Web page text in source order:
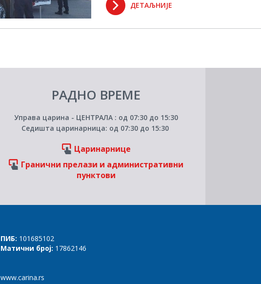
ДЕТАЉНИЈЕ
РАДНО ВРЕМЕ
Управа царина - ЦЕНТРАЛА : од 07:30 до 15:30
Седишта царинарница: од 07:30 до 15:30
Царинарнице
Гранични прелази и административни
пунктови
ПИБ: 101685102
Матични број: 17862146
www.carina.rs